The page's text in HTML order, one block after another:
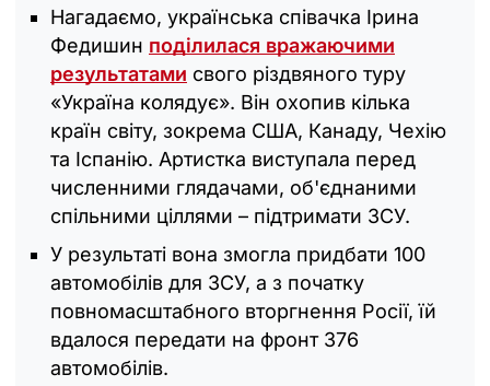
Нагадаємо, українська співачка Ірина
Федишин поділилася вражаючими
результатами свого різдвяного туру
«Україна колядує». Він охопив кілька
країн світу, зокрема США, Канаду, Чехію
та Іспанію. Артистка виступала перед
численними глядачами, об'єднаними
спільними ціллями – підтримати ЗСУ.
У результаті вона змогла придбати 100
автомобілів для ЗСУ, а з початку
повномасштабного вторгнення Росії, їй
вдалося передати на фронт 376
автомобілів.